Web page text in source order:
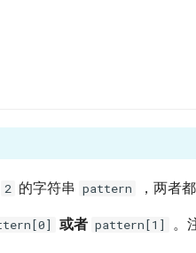
2 的字符串 pattern ，两者
或者 pattern[1] 。